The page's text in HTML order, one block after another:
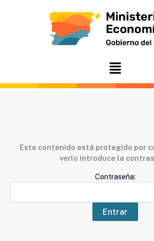
Menú
Este contenido está protegido por
verlo introduce la
Contraseña: